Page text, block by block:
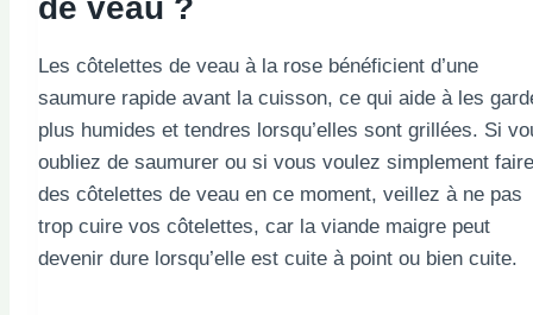
de veau ?
Les côtelettes de veau à la rose bénéficient d’une
saumure rapide avant la cuisson, ce qui aide à les
plus humides et tendres lorsqu’elles sont grillées. Si
oubliez de saumurer ou si vous voulez simplement faire
des côtelettes de veau en ce moment, veillez à ne pas
trop cuire vos côtelettes, car la viande maigre peut
devenir dure lorsqu’elle est cuite à point ou bien cuite.